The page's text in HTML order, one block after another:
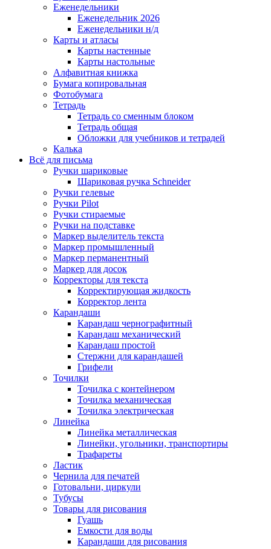
Еженедельники
Еженедельник 2026
Еженедельники н/д
Карты и атласы
Карты настенные
Карты настольные
Алфавитная книжка
Бумага копировальная
Фотобумага
Тетрадь
Тетрадь со сменным блоком
Тетрадь общая
Обложки для учебников и тетрадей
Калька
Всё для письма
Ручки шариковые
Шариковая ручка Schneider
Ручки гелевые
Ручки Pilot
Ручки стираемые
Ручки на подставке
Маркер выделитель текста
Маркер промышленный
Маркер перманентный
Маркер для досок
Корректоры для текста
Корректирующая жидкость
Корректор лента
Карандаши
Карандаш чернографитный
Карандаш механический
Карандаш простой
Стержни для карандашей
Грифели
Точилки
Точилка с контейнером
Точилка механическая
Точилка электрическая
Линейка
Линейка металлическая
Линейки, угольники, транспортиры
Трафареты
Ластик
Чернила для печатей
Готовальни, циркули
Тубусы
Товары для рисования
Гуашь
Емкости для воды
Карандаши для рисования